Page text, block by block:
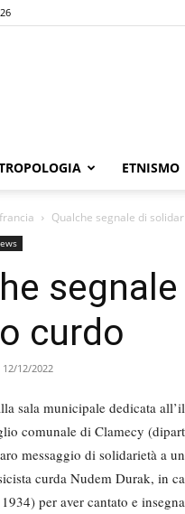
ETNISMO
francia Qualche segnale di
curdo
12/12/2022
sala municipale dedicata
comunale di Clamecy
messaggio di solidarietà a
curda Nudem Durak, in
per aver cantato e